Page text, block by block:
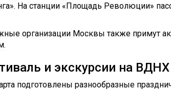
На станции «Площадь Революции»
организации Москвы также примут
и экскурсии на ВДНХ
подготовлены разнообразные